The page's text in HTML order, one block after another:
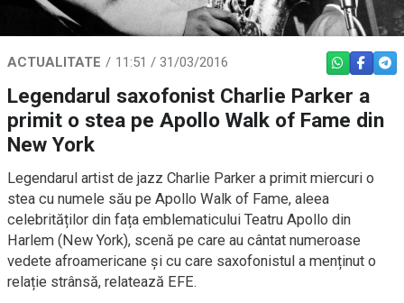
ACTUALITATE 11:51 / 31/03/2016 WHATSAPP
Legendarul saxofonist Charlie Parker a
primit o stea pe Apollo Walk of Fame din
New York
Legendarul artist de jazz Charlie Parker a primit miercuri o
stea cu numele său pe Apollo Walk of Fame, aleea
celebrităților din fața emblematicului Teatru Apollo din
Harlem (New York), scenă pe care au cântat numeroase
vedete afroamericane și cu care saxofonistul a menținut o
relație strânsă, relatează EFE.